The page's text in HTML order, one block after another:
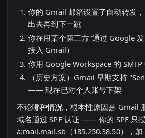
你的 Gmail 邮箱设置了自动转发
出去再到下一跳
你在用某个第三方"通过 Google
接入 Gmail）
你用 Google Workspace 的 SMTP
（历史方案）Gmail 早期支持
—— 现在已对个人账号下架
不论哪种情况，根本性原因是 Gmail
域名通过 SPF 认证 —— 你的 SPF 只
a:mail.mail.sb（185.250.38.50），加